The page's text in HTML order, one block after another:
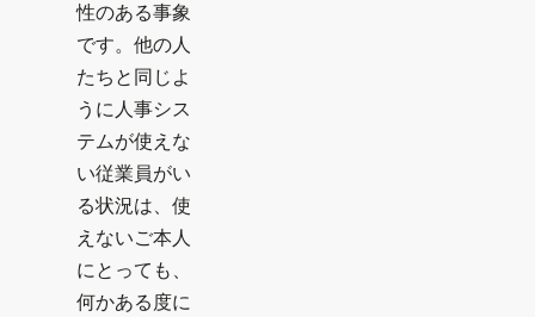
性のある事象
です。他の人
たちと同じよ
うに人事シス
テムが使えな
い従業員がい
る状況は、使
えないご本人
にとっても、
何かある度に